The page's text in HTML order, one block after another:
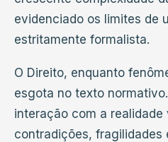
evidenciado os limites de
estritamente formalista.
O Direito, enquanto
esgota no texto
interação com a realidade
contradições, fragilidades